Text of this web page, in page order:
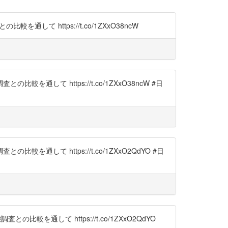
の比較を通して https://t.co/1ZXxO38ncW
との比較を通して https://t.co/1ZXxO38ncW #日
との比較を通して https://t.co/1ZXxO2QdYO #日
査との比較を通して https://t.co/1ZXxO2QdYO